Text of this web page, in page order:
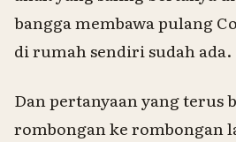
bangga membawa pulang
di rumah sendiri sudah ada.
Dan pertanyaan yang terus
rombongan ke rombongan